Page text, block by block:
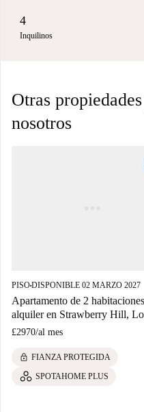
4
Inquilinos
Otras
nosotros
PISO■DISPONIBLE 02 MARZO 2027
Apartamento de 2
alquiler en Strawberry Hill,
£2970/al mes
lock FIANZA PROTEGIDA
SPOTAHOME PLUS